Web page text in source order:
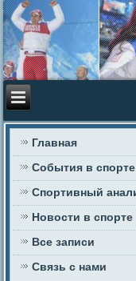
Главная
События в спорте
Спортивный
Новости в спорте
Все записи
Связь с нами